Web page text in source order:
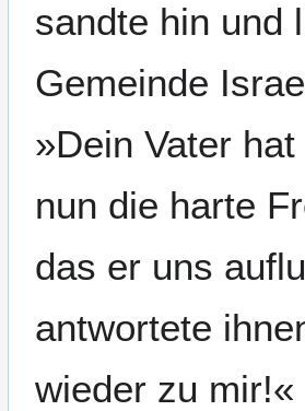
sandte hin und
Gemeinde
»Dein Vater
nun die harte
das er uns
antwortete
wieder zu